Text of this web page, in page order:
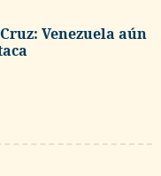
Venezuela aún